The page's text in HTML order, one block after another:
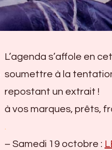
L’agenda s’affole en
soumettre à la
repostant un extrait !
à vos marques, prêts,
.
– Samedi 19 octobre :